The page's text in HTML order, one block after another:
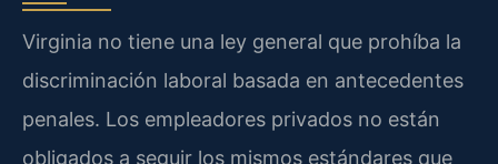
Virginia no tiene una ley general que prohíba la
discriminación laboral basada en antecedentes
penales. Los empleadores privados no están
obligados a seguir los mismos estándares que